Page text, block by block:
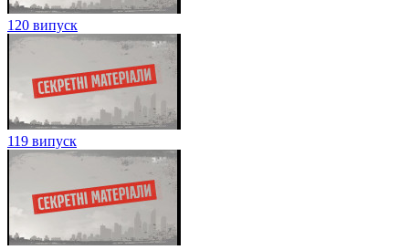
123 випуск
122 випуск
121 випуск